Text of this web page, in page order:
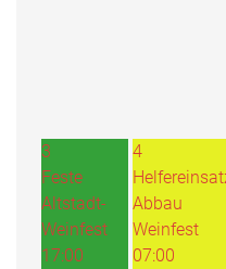
3
Feste
Altstadt-
Weinfest
17:00
4
Abbau
Weinfest
07:00